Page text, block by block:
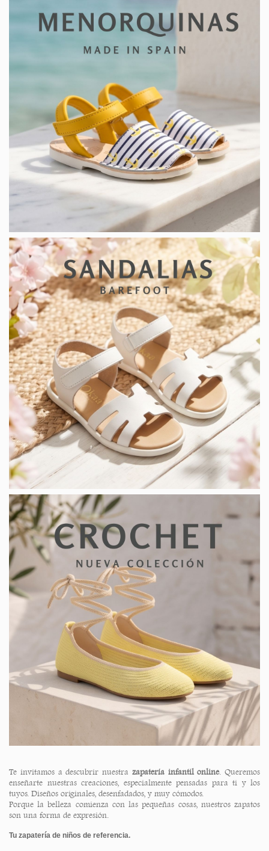
Te invitamos a descubrir nuestra zapatería infantil online. Queremos
enseñarte nuestras creaciones, especialmente pensadas para ti y los
tuyos. Diseños originales, desenfadados, y muy cómodos.
Porque la belleza comienza con las pequeñas cosas, nuestros zapatos
son una forma de expresión.
Tu zapatería de niños de referencia.